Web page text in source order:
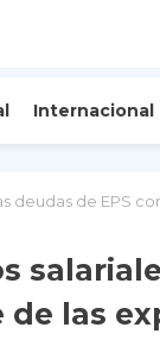
Internacional
deudas de EPS
de las